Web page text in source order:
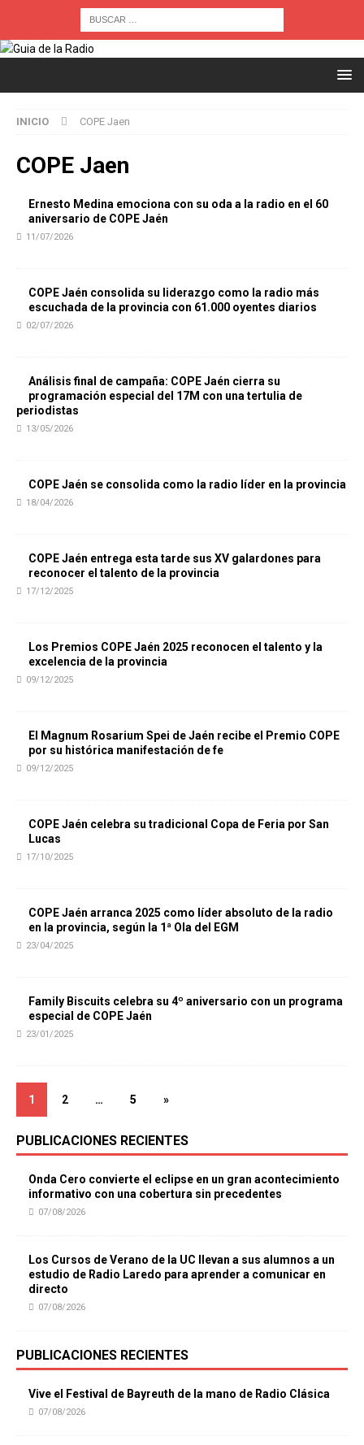
INICIO COPE Jaen
COPE Jaen
Ernesto Medina emociona con su oda a la radio en el 60
aniversario de COPE Jaén
11/07/2026
COPE Jaén consolida su liderazgo como la radio más
escuchada de la provincia con 61.000 oyentes diarios
02/07/2026
Análisis final de campaña: COPE Jaén cierra su
programación especial del 17M con una tertulia de
periodistas
13/05/2026
COPE Jaén se consolida como la radio líder en la provincia
18/04/2026
COPE Jaén entrega esta tarde sus XV galardones para
reconocer el talento de la provincia
17/12/2025
Los Premios COPE Jaén 2025 reconocen el talento y la
excelencia de la provincia
09/12/2025
El Magnum Rosarium Spei de Jaén recibe el Premio COPE
por su histórica manifestación de fe
09/12/2025
COPE Jaén celebra su tradicional Copa de Feria por San
Lucas
17/10/2025
COPE Jaén arranca 2025 como líder absoluto de la radio
en la provincia, según la 1ª Ola del EGM
23/04/2025
Family Biscuits celebra su 4º aniversario con un programa
especial de COPE Jaén
23/01/2025
1 2 … 5 »
PUBLICACIONES RECIENTES
Onda Cero convierte el eclipse en un gran acontecimiento
informativo con una cobertura sin precedentes
07/08/2026
Los Cursos de Verano de la UC llevan a sus alumnos a un
estudio de Radio Laredo para aprender a comunicar en
directo
07/08/2026
PUBLICACIONES RECIENTES
Vive el Festival de Bayreuth de la mano de Radio Clásica
07/08/2026